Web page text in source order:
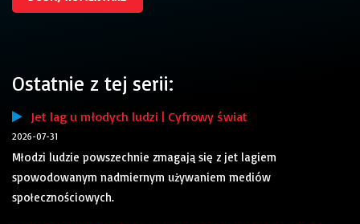
Ostatnie z tej serii:
Jet lag u młodych ludzi | Cyfrowy świat
2026-07-31
Młodzi ludzie powszechnie zmagają się z jet lagiem
spowodowanym nadmiernym używaniem mediów
społecznościowych.